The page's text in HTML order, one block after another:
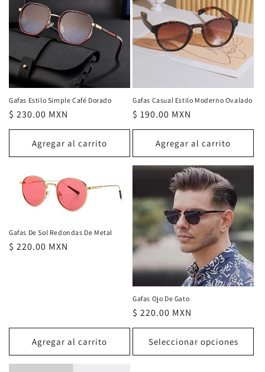
Gafas Estilo Simple Café Dorado
Precio
habitual
$ 230.00 MXN
Agregar al carrito
Gafas Casual Estilo Moderno Ovalado
Precio
habitual
$ 190.00 MXN
Agregar al carrito
Gafas De Sol Redondas De Metal
Precio
$ 220.00 MXN
Agregar al carrito
Gafas Ojo De Gato
Precio
habitual
$ 220.00 MXN
Seleccionar opciones